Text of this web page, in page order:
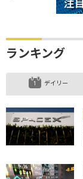
ランキング
デイリー